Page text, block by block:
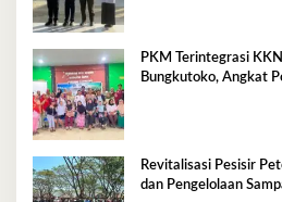
PKM Terintegrasi
Bungkutoko, Angkat
Revitalisasi Pesisir
dan Pengelolaan